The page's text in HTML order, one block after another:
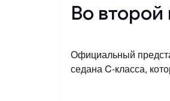
Во второй
Официальный
седана C-класса,